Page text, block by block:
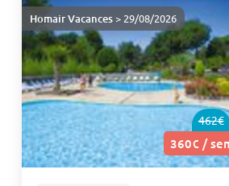
462€
360€ /
Homair Vacances> 29/08/2026